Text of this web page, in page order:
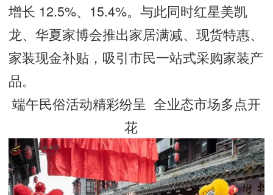
增长 12.5%、15.4%。与此同时红星美凯
龙、华夏家博会推出家居满减、现货特惠、
家装现金补贴，吸引市民一站式采购家装产
品。
端午民俗活动精彩纷呈 全业态市场多点开
花